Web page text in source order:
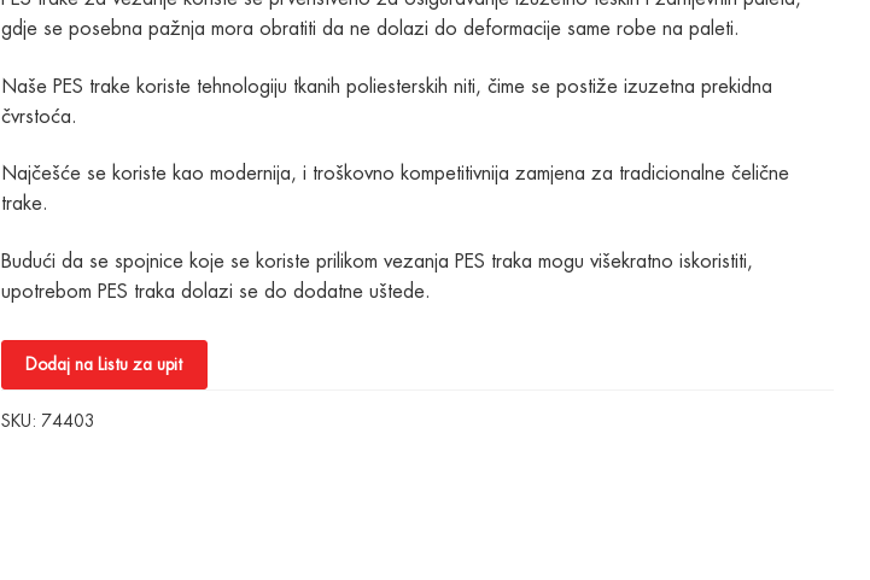
gdje se posebna pažnja mora obratiti da ne dolazi do deformacije same robe na paleti.
Naše PES trake koriste tehnologiju tkanih poliesterskih niti, čime se postiže izuzetna prekidna
čvrstoća.
Najčešće se koriste kao modernija, i troškovno kompetitivnija zamjena za tradicionalne čelične
trake.
Budući da se spojnice koje se koriste prilikom vezanja PES traka mogu višekratno iskoristiti,
upotrebom PES traka dolazi se do dodatne uštede.
Dodaj na Listu za upit
SKU: 74403